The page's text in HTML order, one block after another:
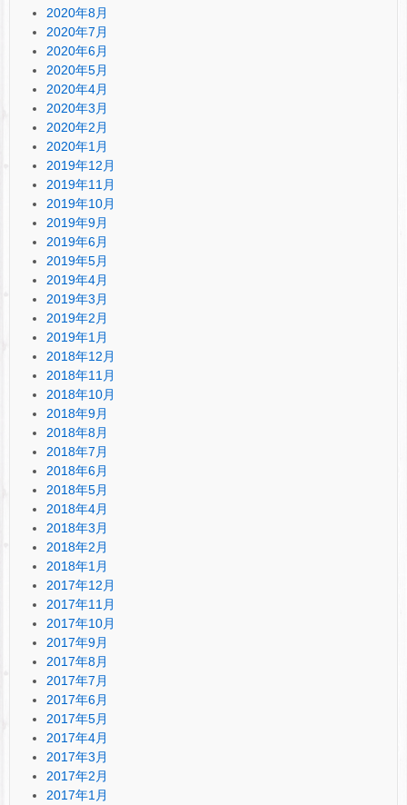
2020年8月
2020年7月
2020年6月
2020年5月
2020年4月
2020年3月
2020年2月
2020年1月
2019年12月
2019年11月
2019年10月
2019年9月
2019年6月
2019年5月
2019年4月
2019年3月
2019年2月
2019年1月
2018年12月
2018年11月
2018年10月
2018年9月
2018年8月
2018年7月
2018年6月
2018年5月
2018年4月
2018年3月
2018年2月
2018年1月
2017年12月
2017年11月
2017年10月
2017年9月
2017年8月
2017年7月
2017年6月
2017年5月
2017年4月
2017年3月
2017年2月
2017年1月